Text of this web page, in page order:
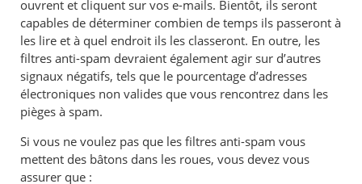
ouvrent et cliquent sur vos e-mails. Bientôt, ils seront
capables de déterminer combien de temps ils passeront à
les lire et à quel endroit ils les classeront. En outre, les
filtres anti-spam devraient également agir sur d’autres
signaux négatifs, tels que le pourcentage d’adresses
électroniques non valides que vous rencontrez dans les
pièges à spam.
Si vous ne voulez pas que les filtres anti-spam vous
mettent des bâtons dans les roues, vous devez vous
assurer que :